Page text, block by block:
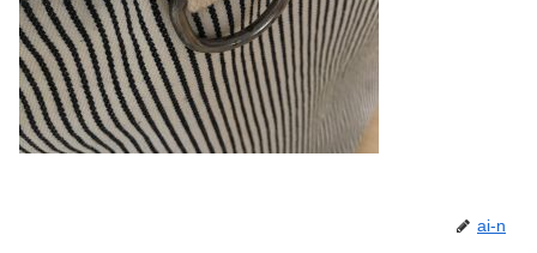
ai-n